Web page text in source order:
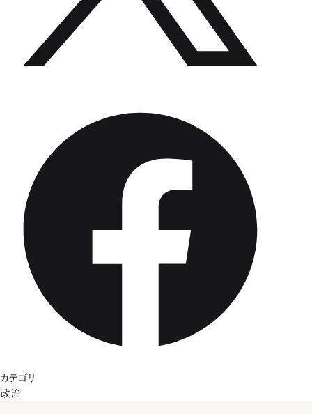
カテゴリ
政治